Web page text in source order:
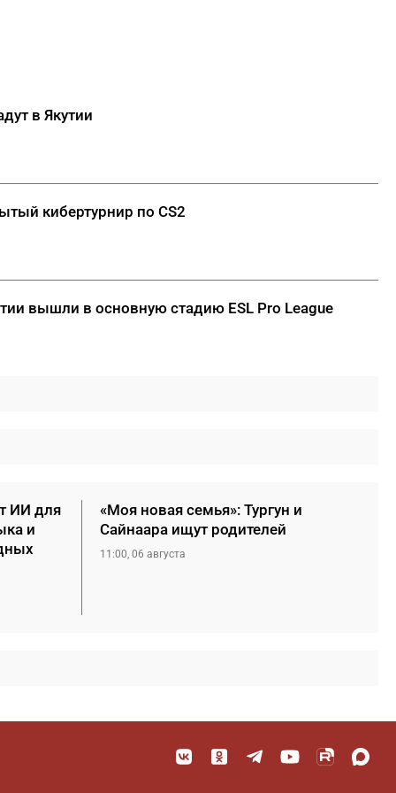
в Якутии
кибертурнир по CS2
вышли в основную стадию ESL Pro League
ИИ для
и
«Моя новая семья»: Тургун и
Сайнаара ищут родителей
11:00, 06 августа